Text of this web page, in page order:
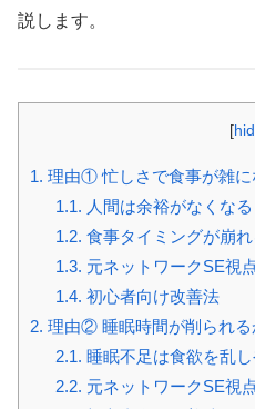
説します。
[
1. 理由① 忙しさで食事が雑に
1.1. 人間は余裕がなくな
1.2. 食事タイミングが崩
1.3. 元ネットワークSE視
1.4. 初心者向け改善法
2. 理由② 睡眠時間が削られる
2.1. 睡眠不足は食欲を乱
2.2. 元ネットワークSE視